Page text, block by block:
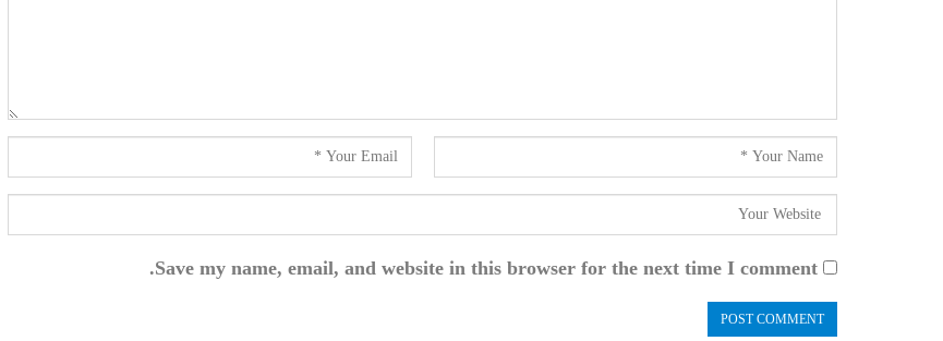
Save my name, email, and website in this browser for the next time I comment.